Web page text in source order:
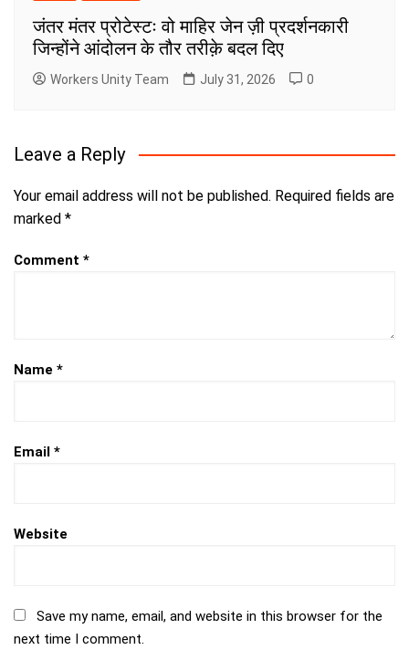
जंतर मंतर प्रोटेस्टः वो माहिर जेन ज़ी प्रदर्शनकारी
जिन्होंने आंदोलन के तौर तरीक़े बदल दिए
Workers Unity Team July 31, 2026 0
Leave a Reply
Your email address will not be published. Required fields are
marked *
Comment *
Name *
Email *
Website
Save my name, email, and website in this browser for the
next time I comment.